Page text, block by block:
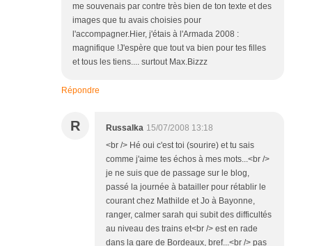
me souvenais par contre très bien de ton texte et des
images que tu avais choisies pour
l'accompagner.Hier, j'étais à l'Armada 2008 :
magnifique !J'espère que tout va bien pour tes filles
et tous les tiens.... surtout Max.Bizzz
Répondre
R Russalka 15/07/2008 13:18
<br /> Hé oui c'est toi (sourire) et tu sais
comme j'aime tes échos à mes mots...<br />
je ne suis que de passage sur le blog,
passé la journée à batailler pour rétablir le
courant chez Mathilde et Jo à Bayonne,
ranger, calmer sarah qui subit des difficultés
au niveau des trains et<br /> est en rade
dans la gare de Bordeaux, bref...<br /> pas